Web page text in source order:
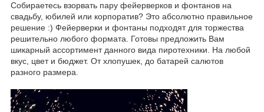
Собираетесь взорвать пару фейерверков и фонтанов на
свадьбу, юбилей или корпоратив? Это абсолютно правильное
решение :) Фейерверки и фонтаны подходят для торжества
решительно любого формата. Готовы предложить Вам
шикарный ассортимент данного вида пиротехники. На любой
вкус, цвет и бюджет. От хлопушек, до батарей салютов
разного размера.